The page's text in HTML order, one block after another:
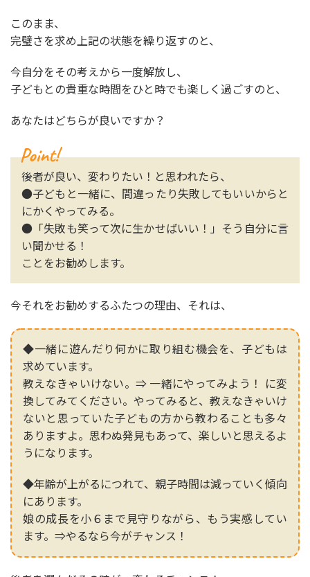
このまま、
完璧さを求め上記の状態を繰り返すのと、
今自分をその考えから一度解放し、
子どもとの貴重な時間をひと時でも楽しく過ごすのと、
あなたはどちらが良いですか？
後者が良い、変わりたい！と思われたら、
●子どもと一緒に、間違ったり失敗してもいいからと
にかくやってみる。
●「失敗も笑って次に生かせばいい！」そう自分に言
い聞かせる！
ことをお勧めします。
今それをお勧めするふたつの理由、それは、
◆一緒に遊んだり何かに取り組む機会を、子どもは
求めています。
教えなきゃいけない。⇒ 一緒にやってみよう！ に変
換してみてください。やってみると、教えなきゃいけ
ないと思っていた子どもの方から教わることも多々
ありますよ。思わぬ発見もあって、楽しいと思えるよ
うになります。
◆年齢が上がるにつれて、親子時間は減っていく傾向
にあります。
娘の成長を小６まで見守りながら、もう実感してい
ます。⇒やるなら今がチャンス！